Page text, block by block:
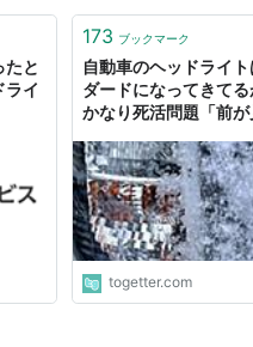
たと
ライ
173 ブックマーク
自動車のヘッドライ
ダードになってきて
かなり死活問題「前
togetter.com